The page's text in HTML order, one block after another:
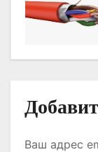
с
Ваш адрес